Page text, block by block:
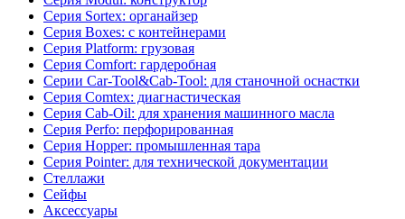
Серия Sortex: органайзер
Серия Boxes: с контейнерами
Серия Platform: грузовая
Серия Comfort: гардеробная
Серии Car-Tool&Cab-Tool: для станочной оснастки
Серия Comtex: диагнастическая
Серия Cab-Oil: для хранения машинного масла
Серия Perfo: перфорированная
Серия Hopper: промышленная тара
Серия Pointer: для технической документации
Стеллажи
Сейфы
Аксессуары